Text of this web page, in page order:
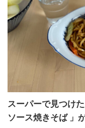
スーパーで見つけ
ソース焼きそば 」